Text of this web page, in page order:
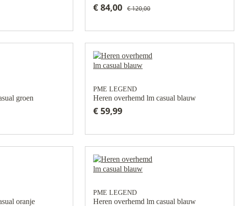
€ 84,00 € 120,00
groen
PME LEGEND
Heren overhemd lm casual blauw
€ 59,99
oranje
PME LEGEND
Heren overhemd lm casual blauw